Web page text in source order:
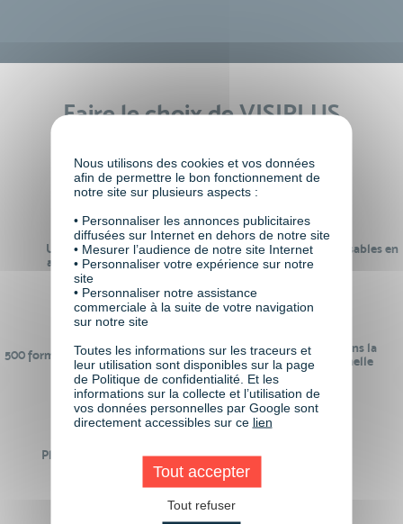
Faire le choix de VISIPLUS
Un réseau de 22 000
anciens participants
100% des formations réalisables en
digital learning
500 formations pour se préparer au
monde de demain
24 ans d'expérience dans la
formation professionnelle
Plus de 50 formations
Des intervenants
Nous utilisons des cookies et vos données
afin de permettre le bon fonctionnement de
notre site sur plusieurs aspects :
• Personnaliser les annonces publicitaires
diffusées sur Internet en dehors de notre site
• Mesurer l’audience de notre site Internet
• Personnaliser votre expérience sur notre
site
• Personnaliser notre assistance
commerciale à la suite de votre navigation
sur notre site
Toutes les informations sur les traceurs et
leur utilisation sont disponibles sur la page
de Politique de confidentialité. Et les
informations sur la collecte et l’utilisation de
vos données personnelles par Google sont
directement accessibles sur ce lien
Tout accepter
Tout refuser